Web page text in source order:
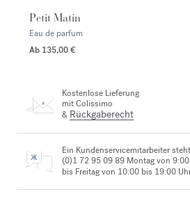
Petit Matin
Eau de parfum
Ab 135,00 €
Kostenlose Lieferung
mit Colissimo
& Rückgaberecht
Ein Kundenservicemitarbeiter
(0)1 72 95 09 89 Montag von
bis Freitag von 10:00 bis 19:00